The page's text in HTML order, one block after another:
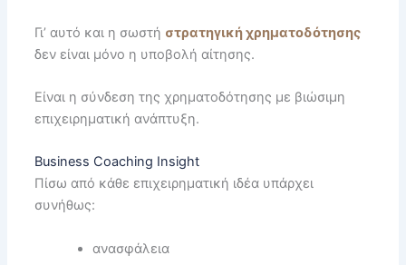
Γι’ αυτό και η σωστή στρατηγική χρηματοδότησης
δεν είναι μόνο η υποβολή αίτησης.
Είναι η σύνδεση της χρηματοδότησης με βιώσιμη
επιχειρηματική ανάπτυξη.
Business Coaching Insight
Πίσω από κάθε επιχειρηματική ιδέα υπάρχει
συνήθως:
ανασφάλεια